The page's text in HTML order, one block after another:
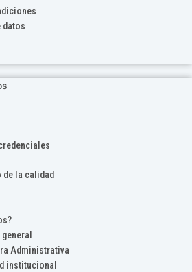
datos
la calidad
Administrativa
institucional